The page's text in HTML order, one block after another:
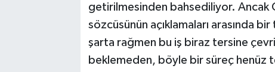
getirilmesinden bahsediliyor. Ancak
sözcüsünün açıklamaları arasında
şarta rağmen bu iş biraz tersine
beklemeden, böyle bir süreç henüz